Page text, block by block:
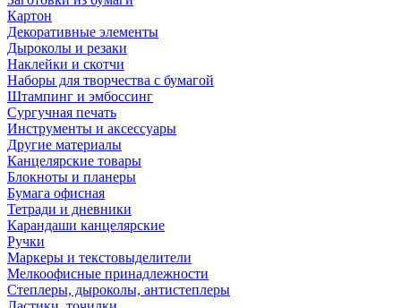
Картон
Декоративные элементы
Дыроколы и резаки
Наклейки и скотчи
Наборы для творчества с бумагой
Штампинг и эмбоссинг
Сургучная печать
Инструменты и аксессуары
Другие материалы
Канцелярские товары
Блокноты и планеры
Бумага офисная
Тетради и дневники
Карандаши канцелярские
Ручки
Маркеры и текстовыделители
Мелкоофисные принадлежности
Степлеры, дыроколы, антистеплеры